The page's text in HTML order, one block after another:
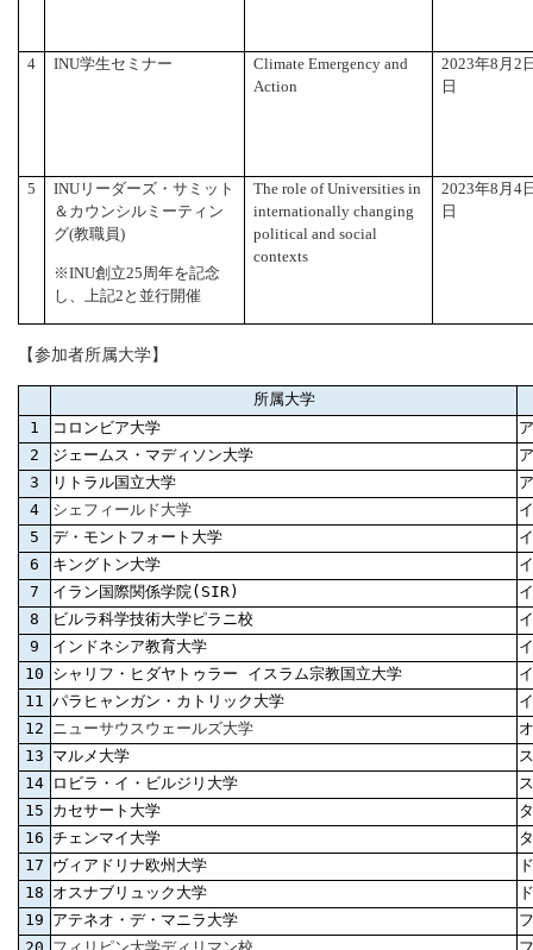
4 INU学生セミナー
Climate Emergency and
Action
2023年8月2
日
5 INU リーダーズ・サミット
＆カウンシルミーティン
グ(教職員)
※INU創立25周年を記念
し、上記2と並行開催
The role of Universities in
internationally changing
political and social
contexts
2023年8月4
日
【参加者所属大学】
所属大学
1
コロンビア大学
2
ジェームス・マディソン大学
3
リトラル国立大学
4
シェフィールド大学
5
デ・モントフォート大学
6
キングトン大学
7
イラン国際関係学院(SIR)
8
ビルラ科学技術大学ピラニ校
9
インドネシア教育大学
10 シャリフ・ヒダヤトゥラー イスラム宗教国立大学
11 パラヒャンガン・カトリック大学
12 ニューサウスウェールズ大学
13 マルメ大学
14 ロビラ・イ・ビルジリ大学
15 カセサート大学
16 チェンマイ大学
17 ヴィアドリナ欧州大学
18 オスナブリュック大学
19 アテネオ・デ・マニラ大学